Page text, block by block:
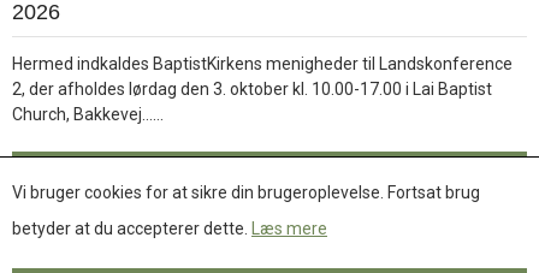
2026
Hermed indkaldes BaptistKirkens menigheder til Landskonference
2, der afholdes lørdag den 3. oktober kl. 10.00-17.00 i Lai Baptist
Church, Bakkevej……
Læs mere
Vi bruger cookies for at sikre din brugeroplevelse. Fortsat brug
betyder at du accepterer dette.
Læs mere